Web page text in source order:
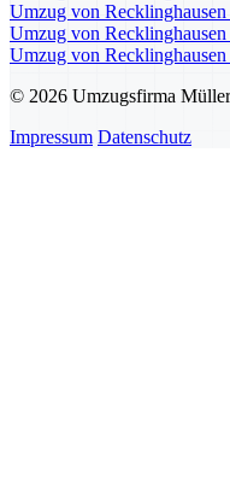
Umzug von
Umzug von
Umzug von Recklinghausen
© 2026 Umzugsfirma
Impressum Datenschutz